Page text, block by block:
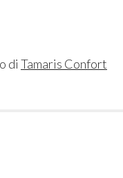
o di Tamaris Confort